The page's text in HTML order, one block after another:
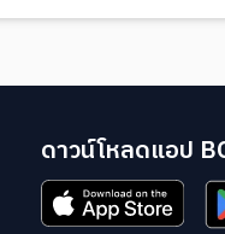
ดาวน์โหลดแอป